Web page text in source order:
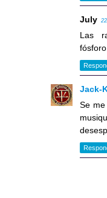
July
Las
Jack-
Se